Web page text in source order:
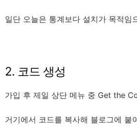
일단 오늘은 통계보다 설치가 목적임
2. 코드 생성
가입 후 제일 상단 메뉴 중 Get the
거기에서 코드를 복사해 블로그에 붙